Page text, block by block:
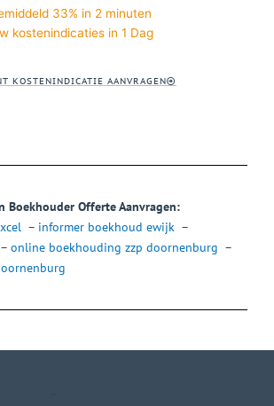
33% in 2 minuten
kostenindicaties in 1 Dag
KOSTENINDICATIE AANVRAGEN
Boekhouder Offerte Aanvragen:
– informer boekhoud ewijk –
– online boekhouding zzp doornenburg –